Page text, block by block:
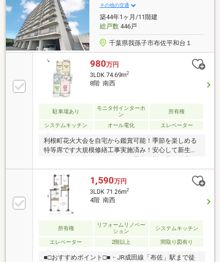
詳細はについてのご質問はお問合せ時にお申し付けく
ださいませ。ご見学は即日承れますので、お気軽にお
問い合わせください。皆様からのお問合せをお待ちし
ております。
その他の交通
築44年1ヶ月/11階建
総戸数446戸
千葉県我孫子市布佐平和台１
980万円
3LDK 74.69m2
8階 南西
駐車場あり
モニタ付インターホ
ン
所有権
システムキッチン オール電化 エレベーター
利根町花火大会を自宅から鑑賞可能！季節を楽しめる
特等席です大規模修繕工事実施済み！安心して新生活
二重サッシ採用で快適な住環境を実現
1,590万円
3LDK 71.26m2
4階 南西
所有権
リフォームリノベー
ション
システムキッチン
エレベーター 2階以上 間取り図有り
■□おすすめポイント□■・JR成田線「布佐」駅まで徒